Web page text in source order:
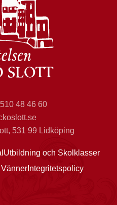
48 46 60
531 99 Lidköping
Utbildning och Skolklasser
Integritetspolicy